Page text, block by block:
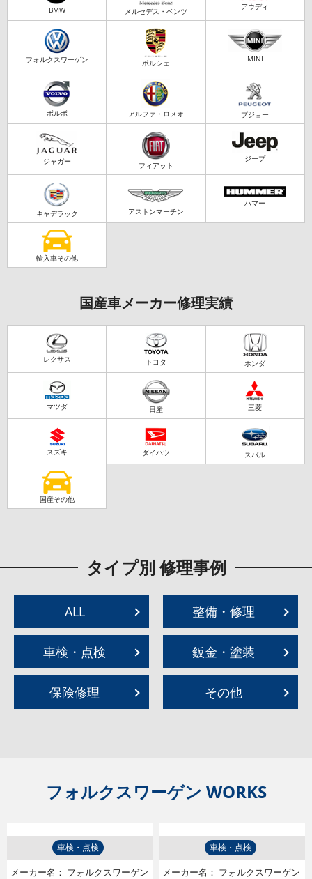
BMW メルセデス・ベンツ アウディ
フォルクスワーゲン ポルシェ MINI
ボルボ アルファ・ロメオ プジョー
ジャガー フィアット
ジープ
キャデラック アストンマーチン
ハマー
輸入車その他
国産車メーカー修理実績
レクサス トヨタ ホンダ
マツダ 日産 三菱
スズキ ダイハツ スバル
国産その他
タイプ別 修理事例
ALL 整備・修理
車検・点検 鈑金・塗装
保険修理 その他
フォルクスワーゲン WORKS
車検・点検
メーカー名： フォルクスワーゲン
車検・点検
メーカー名： フォルクスワーゲン